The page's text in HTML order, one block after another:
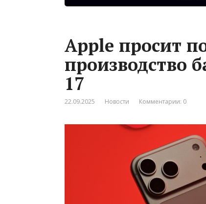
Apple просит
производство
17
22.09.2025 Новости Комментарии: 0